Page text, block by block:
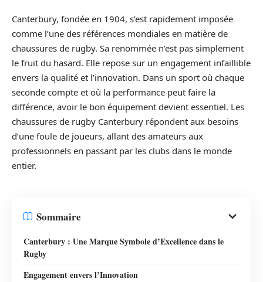
Canterbury, fondée en 1904, s’est rapidement imposée
comme l’une des références mondiales en matière de
chaussures de rugby. Sa renommée n’est pas simplement
le fruit du hasard. Elle repose sur un engagement infaillible
envers la qualité et l’innovation. Dans un sport où chaque
seconde compte et où la performance peut faire la
différence, avoir le bon équipement devient essentiel. Les
chaussures de rugby Canterbury répondent aux besoins
d’une foule de joueurs, allant des amateurs aux
professionnels en passant par les clubs dans le monde
entier.
Sommaire
Canterbury : Une Marque Symbole d’Excellence dans le
Rugby
Engagement envers l’Innovation